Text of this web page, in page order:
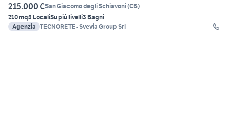
215.000 €San Giacomo degli Schiavoni(CB)
210 mq5 LocaliSu più livelli3 Bagni
Agenzia TECNORETE - Svevia Group Srl